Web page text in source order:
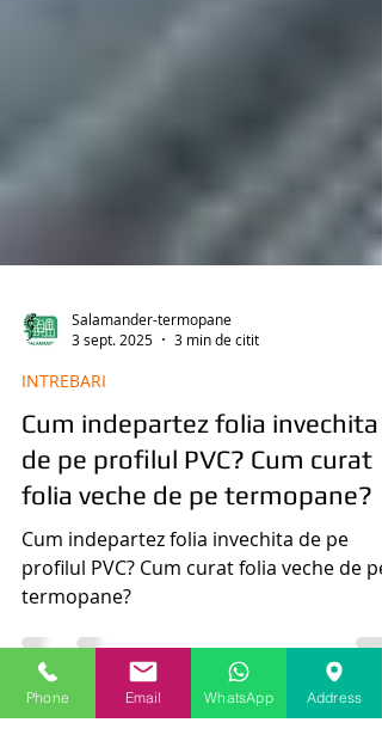
Salamander-termopane
3 sept. 2025
3 min de citit
INTREBARI
Cum indepartez folia invechita
de pe profilul PVC? Cum curat
folia veche de pe termopane?
Cum indepartez folia invechita de pe
profilul PVC? Cum curat folia veche de pe
termopane?
Phone Email WhatsApp Address